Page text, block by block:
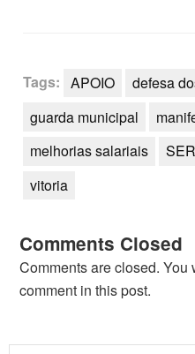
Tags: APOIO defesa
guarda municipal
melhorias salariais
vitoria
Comments Closed
Comments are closed.
comment in this post.